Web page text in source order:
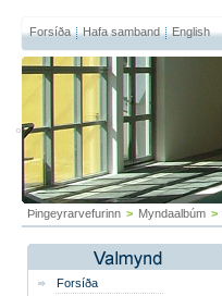
Forsíða Hafa samband English
Þingeyrarvefurinn > Myndaalbúm >
Forsíða